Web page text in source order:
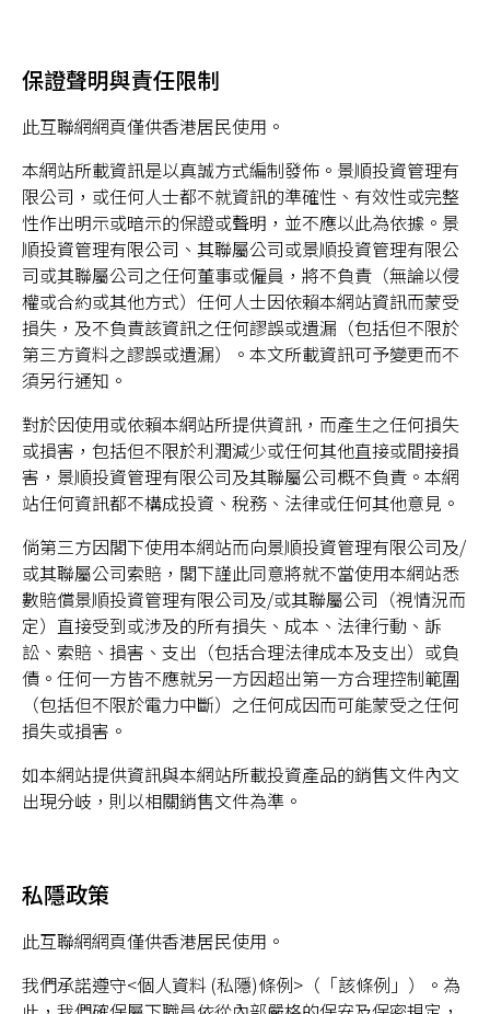
保證聲明與責任限制
此互聯網網頁僅供香港居民使用。
本網站所載資訊是以真誠方式編制發佈。景順投資管理有
限公司，或任何人士都不就資訊的準確性、有效性或完整
性作出明示或暗示的保證或聲明，並不應以此為依據。景
順投資管理有限公司、其聯屬公司或景順投資管理有限公
司或其聯屬公司之任何董事或僱員，將不負責（無論以侵
權或合約或其他方式）任何人士因依賴本網站資訊而蒙受
損失，及不負責該資訊之任何謬誤或遺漏（包括但不限於
第三方資料之謬誤或遺漏）。本文所載資訊可予變更而不
須另行通知。
對於因使用或依賴本網站所提供資訊，而產生之任何損失
或損害，包括但不限於利潤減少或任何其他直接或間接損
害，景順投資管理有限公司及其聯屬公司概不負責。本網
站任何資訊都不構成投資、稅務、法律或任何其他意見。
倘第三方因閣下使用本網站而向景順投資管理有限公司及/
或其聯屬公司索賠，閣下謹此同意將就不當使用本網站悉
數賠償景順投資管理有限公司及/或其聯屬公司（視情況而
定）直接受到或涉及的所有損失、成本、法律行動、訴
訟、索賠、損害、支出（包括合理法律成本及支出）或負
債。任何一方皆不應就另一方因超出第一方合理控制範圍
（包括但不限於電力中斷）之任何成因而可能蒙受之任何
損失或損害。
如本網站提供資訊與本網站所載投資產品的銷售文件內文
出現分岐，則以相關銷售文件為準。
私隱政策
此互聯網網頁僅供香港居民使用。
我們承諾遵守<個人資料 (私隱)條例>（「該條例」）。為